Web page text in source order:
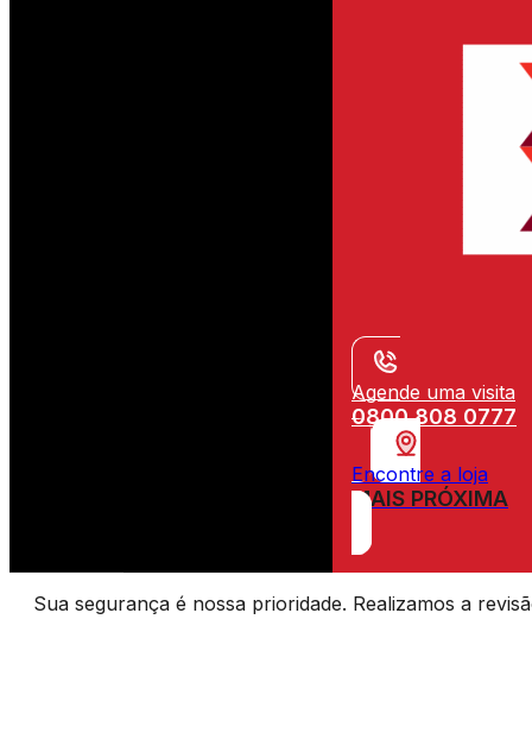
Agende uma visita
0800 808 0777
Encontre a loja
MAIS PRÓXIMA
Sua segurança é nossa prioridade. Realizamos a